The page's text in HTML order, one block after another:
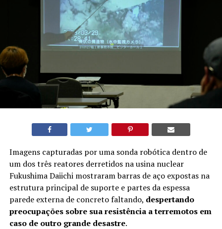
Imagens capturadas por uma sonda robótica dentro de
um dos três reatores derretidos na usina nuclear
Fukushima Daiichi mostraram barras de aço expostas na
estrutura principal de suporte e partes da espessa
parede externa de concreto faltando, despertando
preocupações sobre sua resistência a terremotos em
caso de outro grande desastre.